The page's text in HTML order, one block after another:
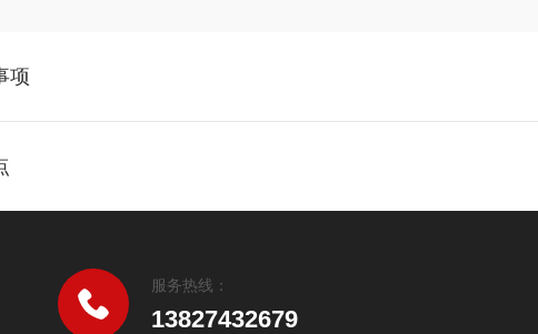
项
服务热线：
13827432679